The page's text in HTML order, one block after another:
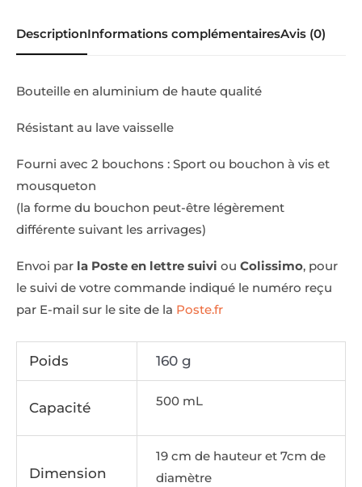
DescriptionInformations complémentairesAvis (0)
Bouteille en aluminium de haute qualité
Résistant au lave vaisselle
Fourni avec 2 bouchons : Sport ou bouchon à vis et
mousqueton
(la forme du bouchon peut-être légèrement
différente suivant les arrivages)
Envoi par la Poste en lettre suivi ou Colissimo, pour
le suivi de votre commande indiqué le numéro reçu
par E-mail sur le site de la Poste.fr
Poids 160 g
Capacité 500 mL
Dimension
19 cm de hauteur et 7cm de
diamètre